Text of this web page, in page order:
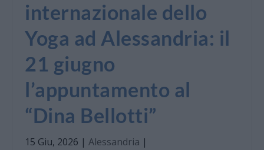
internazionale dello
Yoga ad Alessandria: il
21 giugno
l’appuntamento al
“Dina Bellotti”
15 Giu, 2026 |Alessandria |